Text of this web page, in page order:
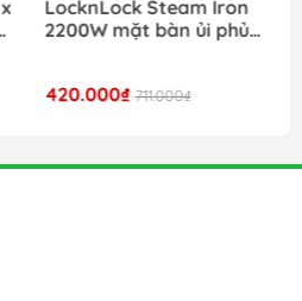
Daily Rice Cooker
EJR472BLK dung tích 1.8L
980.000₫ 1.690.000₫